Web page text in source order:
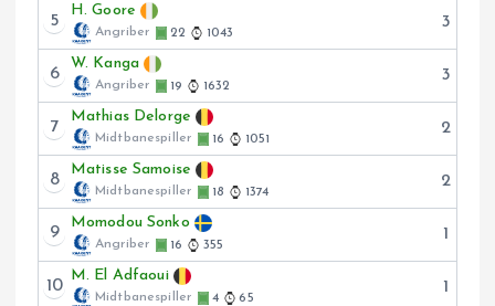
5
H. Goore
Angriber 22 1043
3
6
W. Kanga
Angriber 19 1632
3
7
Mathias Delorge
Midtbanespiller 16 1051
2
8
Matisse Samoise
Midtbanespiller 18 1374
2
9
Momodou Sonko
Angriber 16 355
1
10
M. El Adfaoui
Midtbanespiller 4 65
1